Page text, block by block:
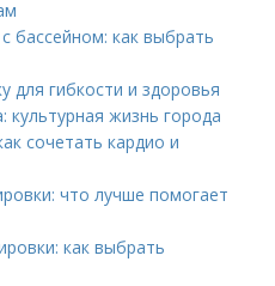
бассейном: как выбрать
для гибкости и здоровья
жизнь города
сочетать кардио и
что лучше помогает
как выбрать